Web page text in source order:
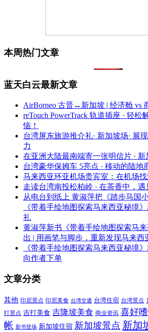
本周热门文章
蓝天白云最新文章
AirBorneo 古晋↔新加坡 | 经济舱 vs
reTouch PowerTrack 轨道插座 · 轻
恼！
台湾屏东旅游推介礼· 新加坡场· 展
力
在亚洲大陆最南端寄一张明信片 ·
台湾豪华保姆车 5亮点 · 移动的陆地
马来西亚环亚机场贵宾室：在机场
走读台湾南投松柏岭 · 在茶香中，
从电台到纸上 黄淑萍把《踏步马国
《带着手绘地图探索马来西亚秘境
礼
黄淑萍新书《带着手绘地图探索马
出 | 用画笔与脚步，重新发现马来西
《带着手绘地图探索马来西亚秘境
向作者下单
文章分类
其他 印尼景点 印尼美食 台湾交通 台湾住宿 台湾景点
打景点 吉打美食 吉隆坡美食 商业资讯 喜好
帐 新书登场 新加坡住宿 新加坡景点 新加